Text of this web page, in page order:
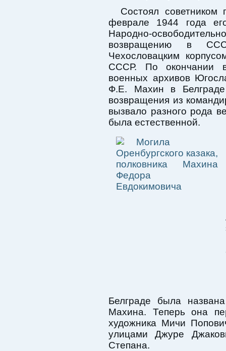
Состоял
феврале 1944 года
Народно-
возвращению в
Чехословацким
СССР. По окончании
военных архивов
Ф.Е. Махин в
возвращения из
вызвало разного рода
была естественной.
Белграде была
Махина. Теперь она
художника Мичи
улицами Джуре
Степана.